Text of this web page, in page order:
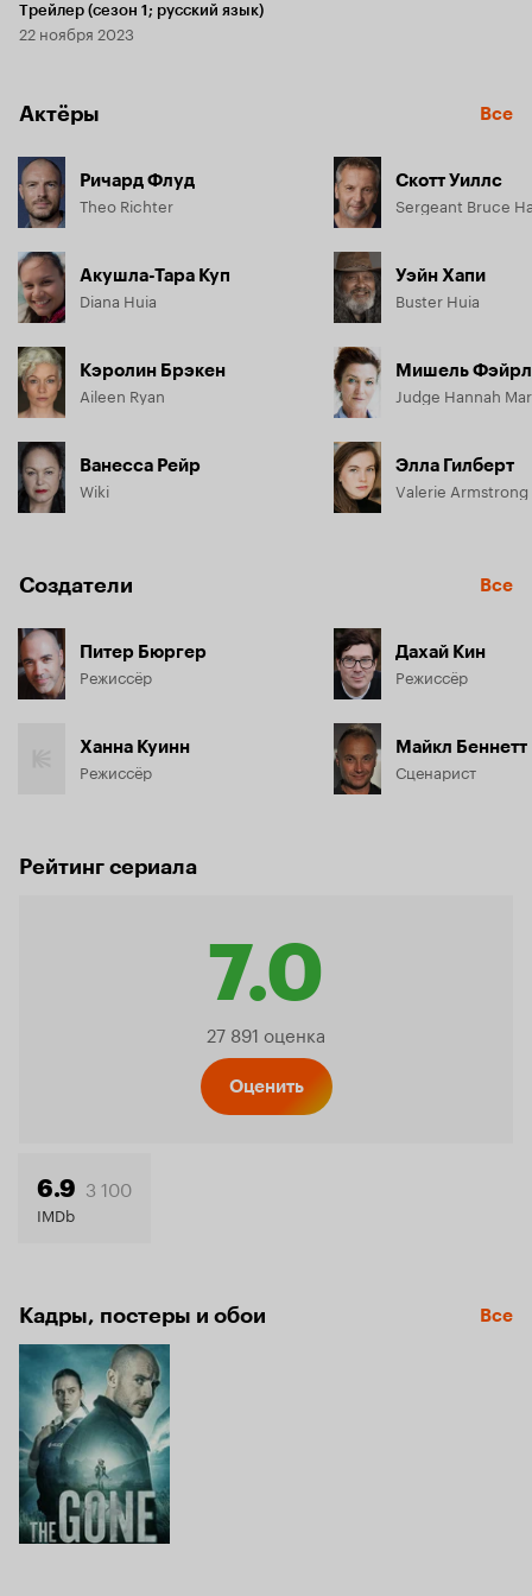
Трейлер (сезон 1; русский язык)
22 ноября 2023
Актёры Все
Ричард Флуд
Theo Richter
Акушла-Тара Куп
Diana Huia
Кэролин Брэкен
Aileen Ryan
Ванесса Рейр
Wiki
Скотт Уиллс
Sergeant Bruce
Уэйн Хапи
Buster Huia
Мишель
Judge Hannah
Элла Гилберт
Valerie Armstrong
Создатели Все
Питер Бюргер
Режиссёр
Ханна Куинн
Режиссёр
Дахай Кин
Режиссёр
Майкл Беннетт
Сценарист
Рейтинг сериала
7.0
Рейтинг
27 891 оценка
Оценить
6.9 3 100
IMDb
Кадры, постеры и обои Все